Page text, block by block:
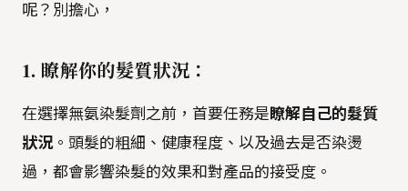
呢？別擔心，
1. 瞭解你的髮質狀況：
在選擇無氨染髮劑之前，首要任務是瞭解自己的髮質
狀況。頭髮的粗細、健康程度、以及過去是否染燙
過，都會影響染髮的效果和對產品的接受度。